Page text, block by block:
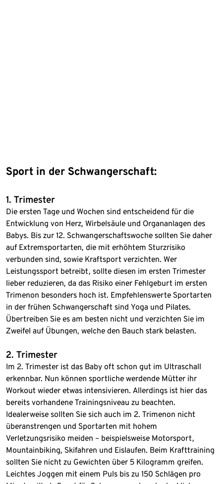
Sport in der Schwangerschaft:
1. Trimester
Die ersten Tage und Wochen sind entscheidend für die
Entwicklung von Herz, Wirbelsäule und Organanlagen des
Babys. Bis zur 12. Schwangerschaftswoche sollten Sie daher
auf Extremsportarten, die mit erhöhtem Sturzrisiko
verbunden sind, sowie Kraftsport verzichten. Wer
Leistungssport betreibt, sollte diesen im ersten Trimester
lieber reduzieren, da das Risiko einer Fehlgeburt im ersten
Trimenon besonders hoch ist. Empfehlenswerte Sportarten
in der frühen Schwangerschaft sind Yoga und Pilates.
Übertreiben Sie es am besten nicht und verzichten Sie im
Zweifel auf Übungen, welche den Bauch stark belasten.
2. Trimester
Im 2. Trimester ist das Baby oft schon gut im Ultraschall
erkennbar. Nun können sportliche werdende Mütter ihr
Workout wieder etwas intensivieren. Allerdings ist hier das
bereits vorhandene Trainingsniveau zu beachten.
Idealerweise sollten Sie sich auch im 2. Trimenon nicht
überanstrengen und Sportarten mit hohem
Verletzungsrisiko meiden – beispielsweise Motorsport,
Mountainbiking, Skifahren und Eislaufen. Beim Krafttraining
sollten Sie nicht zu Gewichten über 5 Kilogramm greifen.
Leichtes Joggen mit einem Puls bis zu 150 Schlägen pro